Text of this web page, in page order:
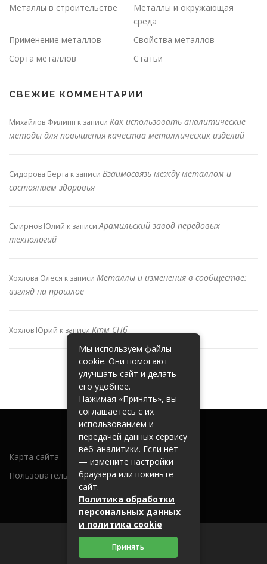
Металлы в строительстве
Металлы и окружающая
среда
Применение металлов
Свойства металлов
Сорта металлов
Статьи
СВЕЖИЕ КОММЕНТАРИИ
Михайлов Филипп к записи Как использовать аналитические
методы для повышения качества металлических изделий
Сидорова Берта к записи Взаимосвязь между металлом и
состоянием здоровья
Смирнов Юлий к записиАрамильский завод передовых
технологий
Хохлова Олеся к записи Металлы и изменения в сообществе:
взгляд на прошлое
Хохлов Юрий к записи Ктм СПб
Карта сайта
Пользовательское соглашение
2026 (c) metallobaza31.ru
Мы используем файлы
cookie. Они помогают
улучшать сайт и делать
его удобнее.
Нажимая «Принять», вы
соглашаетесь с их
использованием и
передачей данных сервису
веб-аналитики. Если нет
— измените настройки
браузера или покиньте
сайт.
Политика обработки
персональных данных
и политика cookie
Принять